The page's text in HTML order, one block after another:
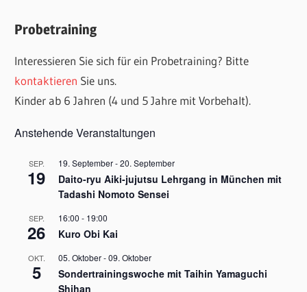
Probetraining
Interessieren Sie sich für ein Probetraining? Bitte
kontaktieren Sie uns.
Kinder ab 6 Jahren (4 und 5 Jahre mit Vorbehalt).
Anstehende Veranstaltungen
SEP.
19
19. September-20. September
Daito-ryu Aiki-jujutsu Lehrgang in München mit
Tadashi Nomoto Sensei
SEP.
26
16:00 - 19:00
Kuro Obi Kai
OKT.
5
05. Oktober-09. Oktober
Sondertrainingswoche mit Taihin Yamaguchi
Shihan